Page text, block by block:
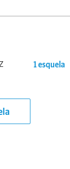
1 esquela